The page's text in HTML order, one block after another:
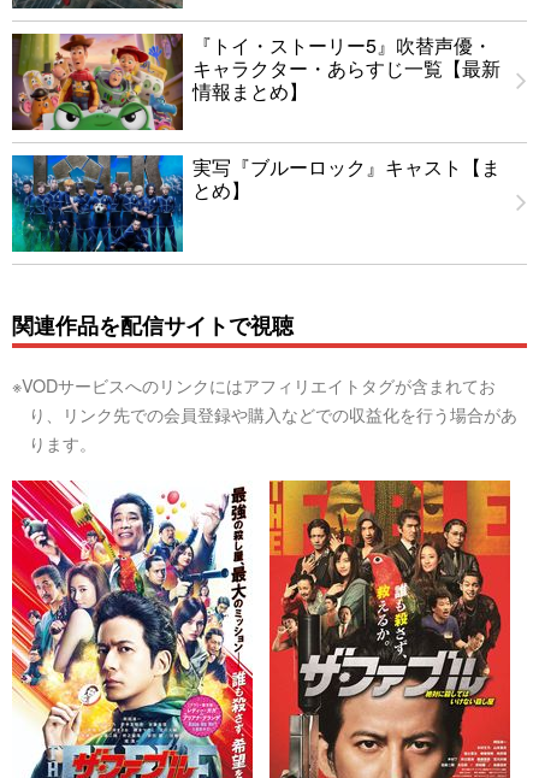
『トイ・ストーリー5』吹替声優・
キャラクター・あらすじ一覧【最新
情報まとめ】
実写『ブルーロック』キャスト【ま
とめ】
関連作品を配信サイトで視聴
※VODサービスへのリンクにはアフィリエイトタグが含まれてお
り、リンク先での会員登録や購入などでの収益化を行う場合があ
ります。